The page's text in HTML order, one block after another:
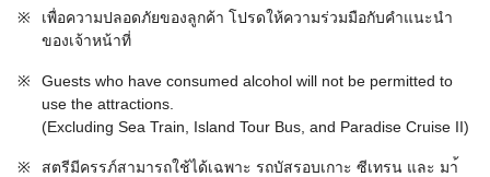
※
เพื่อความปลอดภัยของลูกค้า โปรดให้ความร่วมมือกับคำแนะนำ
ของเจ้าหน้าที่
※
Guests who have consumed alcohol will not be permitted to
use the attractions.
(Excluding Sea Train, Island Tour Bus, and Paradise Cruise II)
※
สตรีมีครรภ์สามารถใช้ได้เฉพาะ รถบัสรอบเกาะ ซีเทรน และ มา้